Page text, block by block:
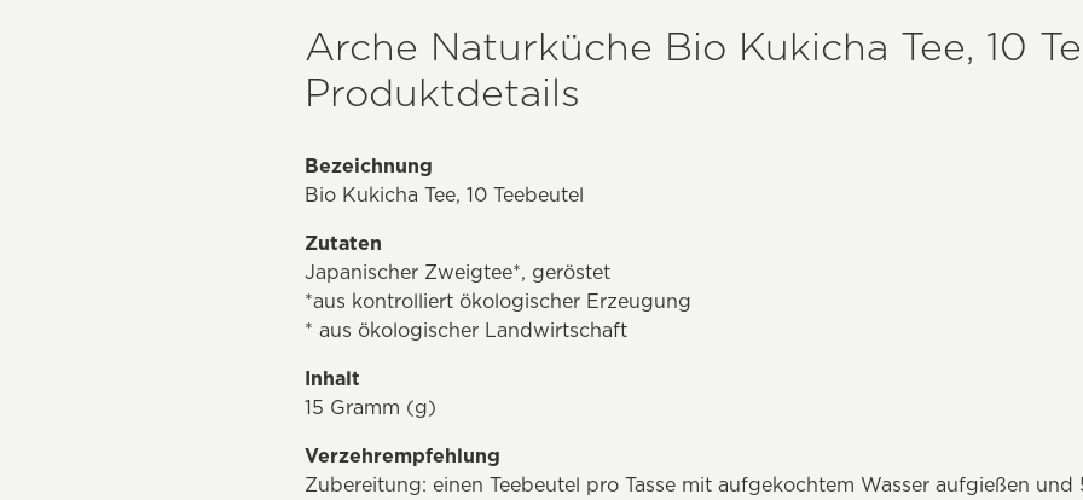
Arche Naturküche Bio Kukicha Tee, 10
Produktdetails
Bezeichnung
Bio Kukicha Tee, 10 Teebeutel
Zutaten
Japanischer Zweigtee*, geröstet
*aus kontrolliert ökologischer Erzeugung
* aus ökologischer Landwirtschaft
Inhalt
15 Gramm (g)
Verzehrempfehlung
Zubereitung: einen Teebeutel pro Tasse mit aufgekochtem Wasser aufgießen und